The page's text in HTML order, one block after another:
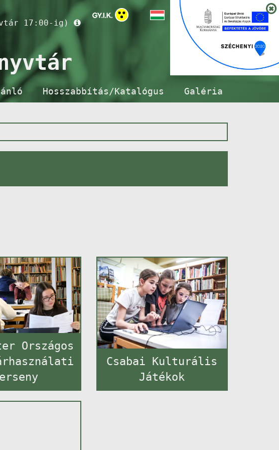
17:00-ig)
Hosszabbítás/Katalógus Galéria
Országos
Csabai Kulturális
Játékok